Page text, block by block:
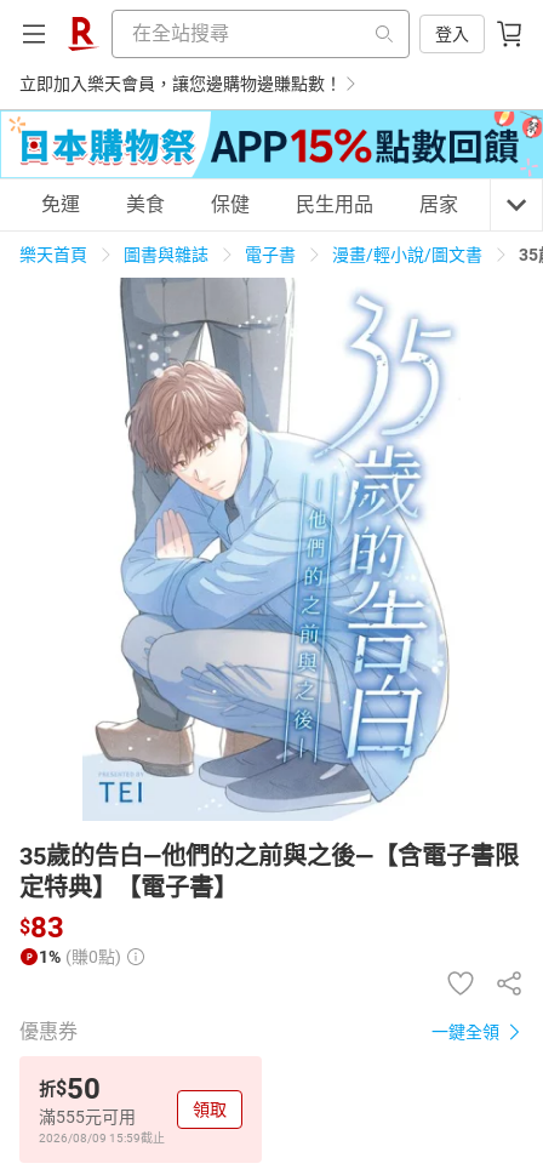
登入
立即加入樂天會員，讓您邊購物邊賺點數！
購物網分類
美食蛋糕 養生保健 民生用品
3C家電 運動休閒 親子玩具
男裝 化妝保養
電子/紙本書
免運 美食 保健 民生用品 居家 3C
樂天首頁 圖書與雜誌 電子書 漫畫/輕小說/圖文書 35
35歲的告白—他們的之前與之後—【含電子書限
定特典】【電子書】
$83
1% (賺0點)
優惠券 一鍵全領
折$50
滿555元可用
2026/08/09 15:59截止
領取